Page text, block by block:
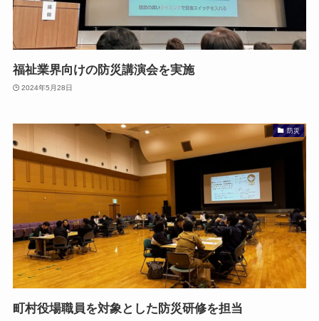
福祉業界向けの防災講演会を実施
2024年5月28日
防災
町村役場職員を対象とした防災研修を担当